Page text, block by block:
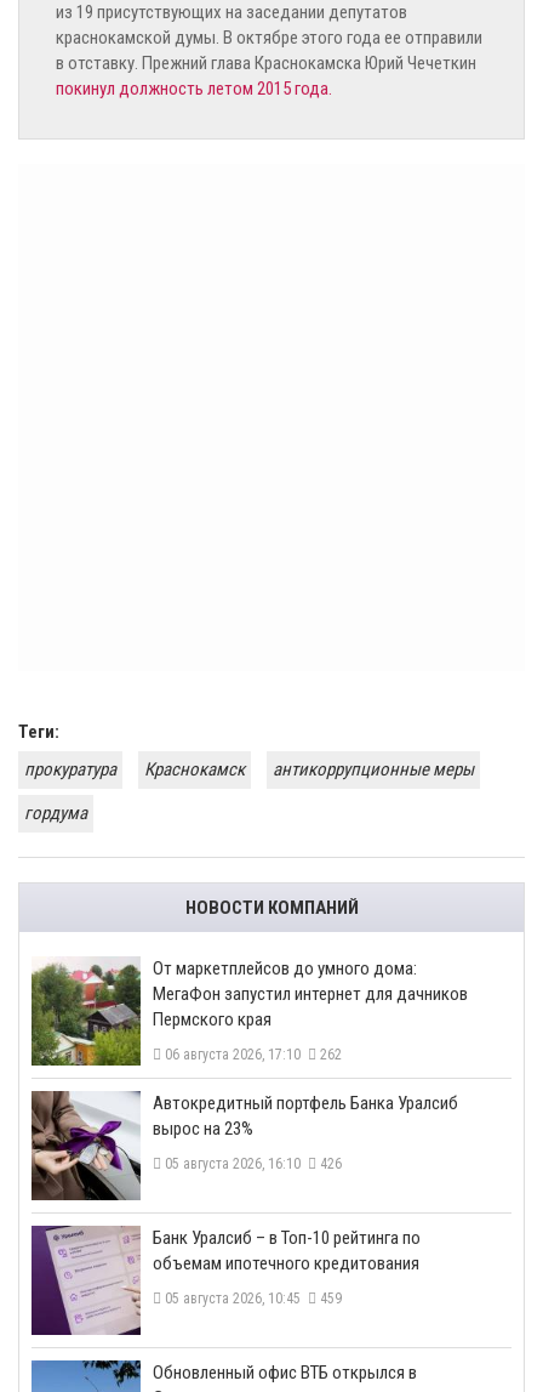
из 19 присутствующих на заседании депутатов
краснокамской думы. В октябре этого года ее отправили
в отставку. Прежний глава Краснокамска Юрий Чечеткин
покинул должность летом 2015 года.
Теги:
прокуратура
Краснокамск
антикоррупционные меры
гордума
НОВОСТИ КОМПАНИЙ
От маркетплейсов до умного дома:
МегаФон запустил интернет для дачников
Пермского края
06 августа 2026, 17:10 262
​Автокредитный портфель Банка Уралсиб
вырос на 23%
05 августа 2026, 16:10 426
​Банк Уралсиб – в Топ-10 рейтинга по
объемам ипотечного кредитования
05 августа 2026, 10:45 459
​Обновленный офис ВТБ открылся в